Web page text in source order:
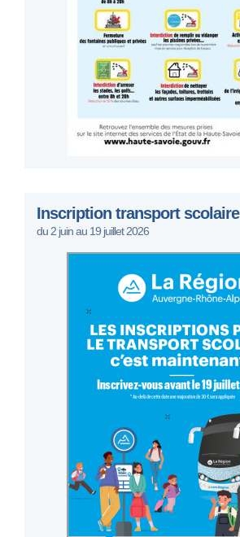
Inscription transport scolaire
du 2 juin au 19 juillet 2026